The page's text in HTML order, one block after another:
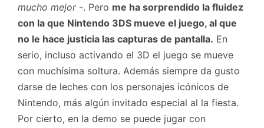
mucho mejor-. Pero me ha sorprendido la fluidez
con la que Nintendo 3DS mueve el juego, al que
no le hace justicia las capturas de pantalla. En
serio, incluso activando el 3D el juego se mueve
con muchísima soltura. Además siempre da gusto
darse de leches con los personajes icónicos de
Nintendo, más algún invitado especial al la fiesta.
Por cierto, en la demo se puede jugar con